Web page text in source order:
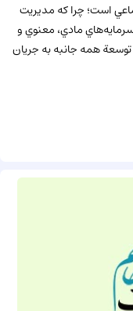
است؛ چرا كه مديريت
مادي، معنوي و
توسعة همه جانبه به جريان